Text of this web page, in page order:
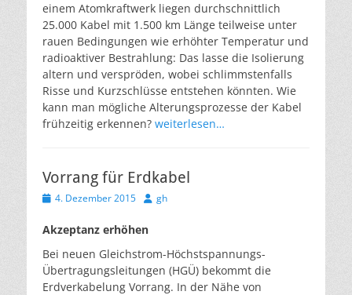
einem Atomkraftwerk liegen durchschnittlich
25.000 Kabel mit 1.500 km Länge teilweise unter
rauen Bedingungen wie erhöhter Temperatur und
radioaktiver Bestrahlung: Das lasse die Isolierung
altern und verspröden, wobei schlimmstenfalls
Risse und Kurzschlüsse entstehen könnten. Wie
kann man mögliche Alterungsprozesse der Kabel
frühzeitig erkennen? weiterlesen…
Vorrang für Erdkabel
Veröffentlicht
4. Dezember 2015 Autor
gh
Akzeptanz erhöhen
Bei neuen Gleichstrom-Höchstspannungs-
Übertragungsleitungen (HGÜ) bekommt die
Erdverkabelung Vorrang. In der Nähe von